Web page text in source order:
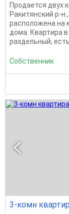
Продается двух
Ракитянский р-
расположена на
дома. Квартира
раздельный,
Собственник
3-комн